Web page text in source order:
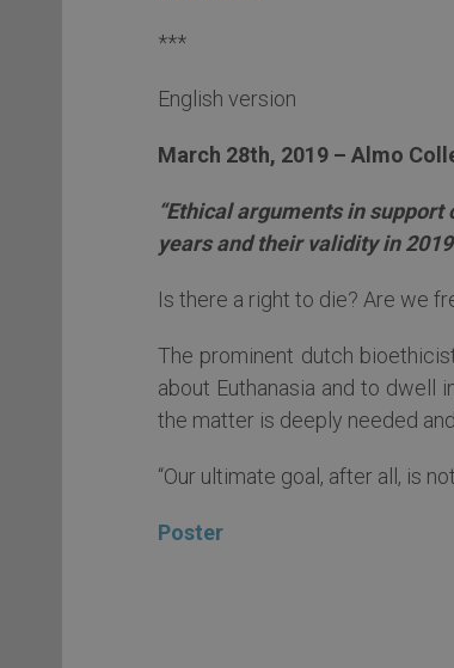
***
English version
March 28th, 2019 – Almo
“Ethical arguments in
years and their validity in
Is there a right to die? Are we
The prominent dutch
about Euthanasia and to dwell
the matter is deeply needed
“Our ultimate goal, after all, is
Poster